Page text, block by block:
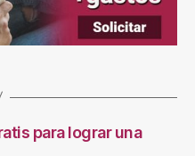
para lograr una